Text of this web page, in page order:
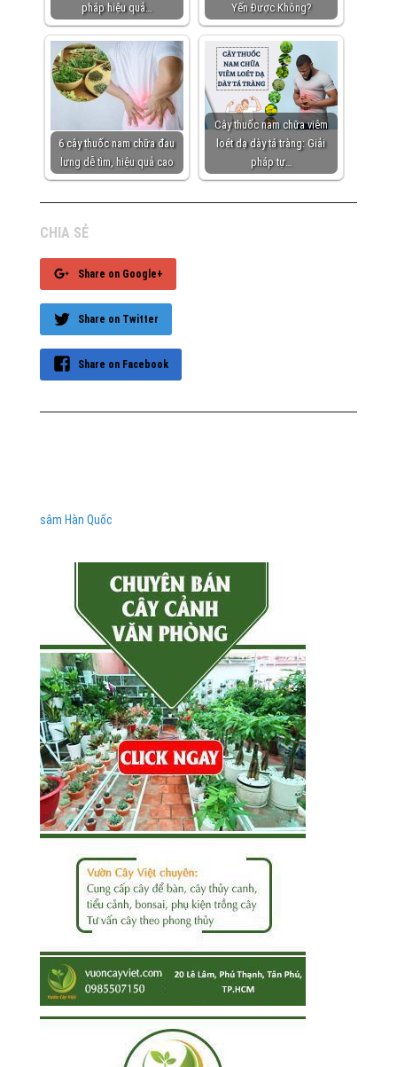
pháp hiệu quả…
Yến Được Không?
6 cây thuốc nam chữa đau
lưng dễ tìm, hiệu quả cao
Cây thuốc nam chữa viêm
loét dạ dày tá tràng: Giải
pháp tự…
CHIA SẺ
Share on Google+
Share on Twitter
Share on Facebook
sâm Hàn Quốc